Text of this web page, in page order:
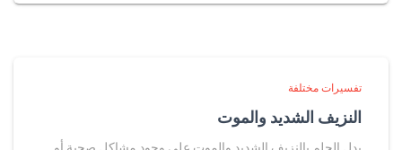
تفسيرات مختلفة
النزيف الشديد والموت